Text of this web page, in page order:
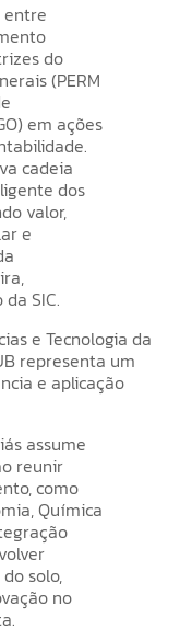
entre
do
(PERM
em ações
cadeia
dos
valor,
e
SIC.
e Tecnologia da
representa um
e aplicação
assume
reunir
como
Química
solo,
no